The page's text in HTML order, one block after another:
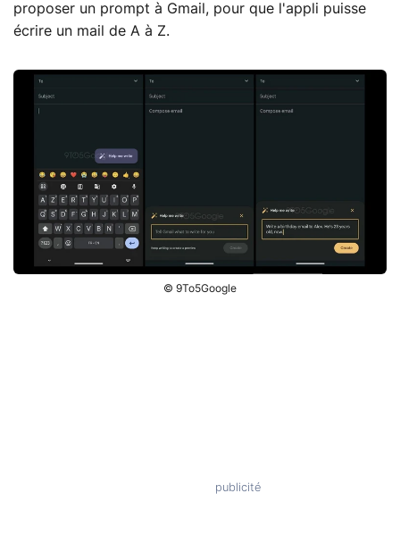
proposer un prompt à Gmail, pour que l'appli puisse
écrire un mail de A à Z.
© 9To5Google